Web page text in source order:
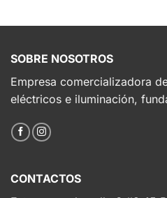
SOBRE NOSOTROS
Empresa comercializadora
eléctricos e iluminación,
CONTACTOS